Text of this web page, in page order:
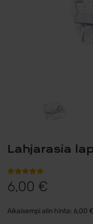
Lahjarasia
Arvio 5.00
5:stä
asiakkaan
6,00 €
Aikaisempi alin hinta: 6,00